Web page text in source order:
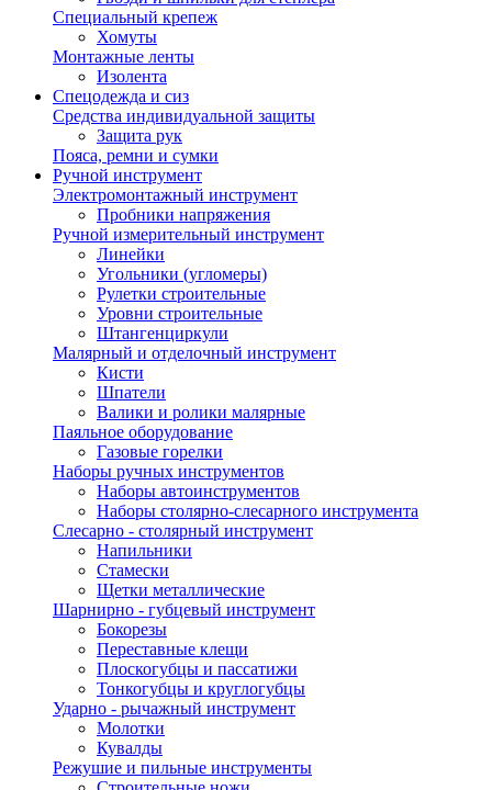
Специальный крепеж
Хомуты
Монтажные ленты
Изолента
Спецодежда и сиз
Средства индивидуальной защиты
Защита рук
Пояса, ремни и сумки
Ручной инструмент
Электромонтажный инструмент
Пробники напряжения
Ручной измерительный инструмент
Линейки
Угольники (угломеры)
Рулетки строительные
Уровни строительные
Штангенциркули
Малярный и отделочный инструмент
Кисти
Шпатели
Валики и ролики малярные
Паяльное оборудование
Газовые горелки
Наборы ручных инструментов
Наборы автоинструментов
Наборы столярно-слесарного инструмента
Слесарно - столярный инструмент
Напильники
Стамески
Щетки металлические
Шарнирно - губцевый инструмент
Бокорезы
Переставные клещи
Плоскогубцы и пассатижи
Тонкогубцы и круглогубцы
Ударно - рычажный инструмент
Молотки
Кувалды
Режушие и пильные инструменты